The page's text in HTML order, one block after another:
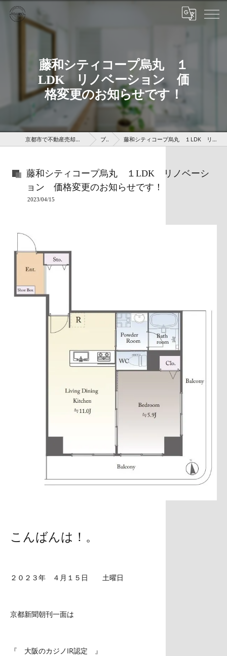
藤和シティコープ烏丸 １
LDK リノベーション 価
格変更のお知らせです！
京都市で不動産売却なら株式会社京 藤十郎不動産 ブログ 藤和シティコープ烏丸 １LDK リノベーション 価格変更のお知らせです！
藤和シティコープ烏丸 １LDK リノベーシ
ョン 価格変更のお知らせです！
2023/04/15
こんばんは！。
２０２３年 ４月１５日 土曜日
京都新聞朝刊一面は
『 大阪のカジノIR認定 』